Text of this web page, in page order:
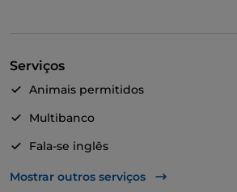
Serviços
Animais permitidos
Multibanco
Fala-se inglês
Não fumadores
Mostrar outros serviços